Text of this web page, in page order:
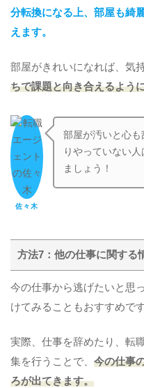
分転換になる上、部屋も綺
えます。
部屋がきれいになれば、気
ちで課題と向き合えるよう
佐々木
部屋が汚いと心
りやっていない
ましょう！
方法7：他の仕事に関する
今の仕事から逃げたいと思
けてみることもおすすめで
実際、仕事を辞めたり、転
集を行うことで、 今の仕事
ろが出てきます。